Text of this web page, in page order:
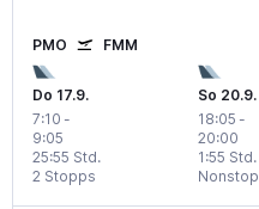
PMO FMM
Do 17.9.
7:10 -
9:05
2 Stopps
25:55 Std.
So 20.9.
18:05 -
20:00
Nonstop
1:55 Std.